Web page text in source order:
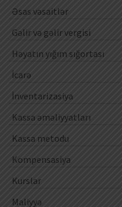
Əsas vəsaitlər
Gəlir və gəlir vergisi
Həyatın yığım sığortası
İcarə
İnventarizasiya
Kassa əməliyyatları
Kassa metodu
Kompensasiya
Kurslar
Maliyyə